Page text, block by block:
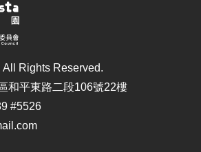
Rights Reserved.
和平東路二段106號22樓
#5526